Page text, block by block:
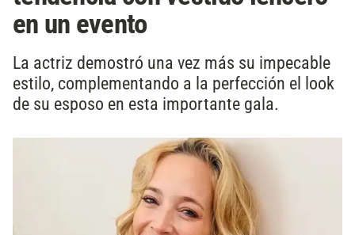
en un evento
La actriz demostró una vez más su impecable
estilo, complementando a la perfección el look
de su esposo en esta importante gala.